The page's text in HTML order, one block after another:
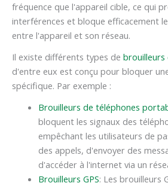
fréquence que l'appareil cible, ce qui
interférences et bloque efficacement
entre l'appareil et son réseau.
Il existe différents types de brouilleurs
d'entre eux est conçu pour bloquer
spécifique. Par exemple :
Brouilleurs de téléphones
bloquent les signaux des
empêchant les utilisateurs de
des appels, d'envoyer des
d'accéder à l'internet via un
Brouilleurs GPS: Les brouilleurs